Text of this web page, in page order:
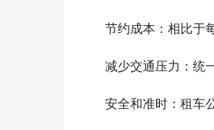
节约成本：相比于每
减少交通压力：统一
安全和准时：租车公